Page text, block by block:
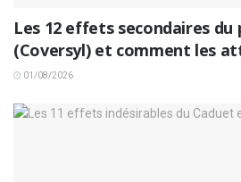
Les 12 effets secondaires du
(Coversyl) et comment les
01/08/2026